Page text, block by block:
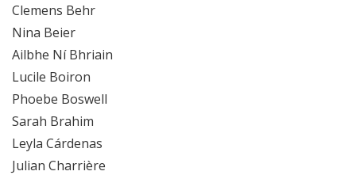
Clemens Behr
Nina Beier
Ailbhe Ní Bhriain
Lucile Boiron
Phoebe Boswell
Sarah Brahim
Leyla Cárdenas
Julian Charrière